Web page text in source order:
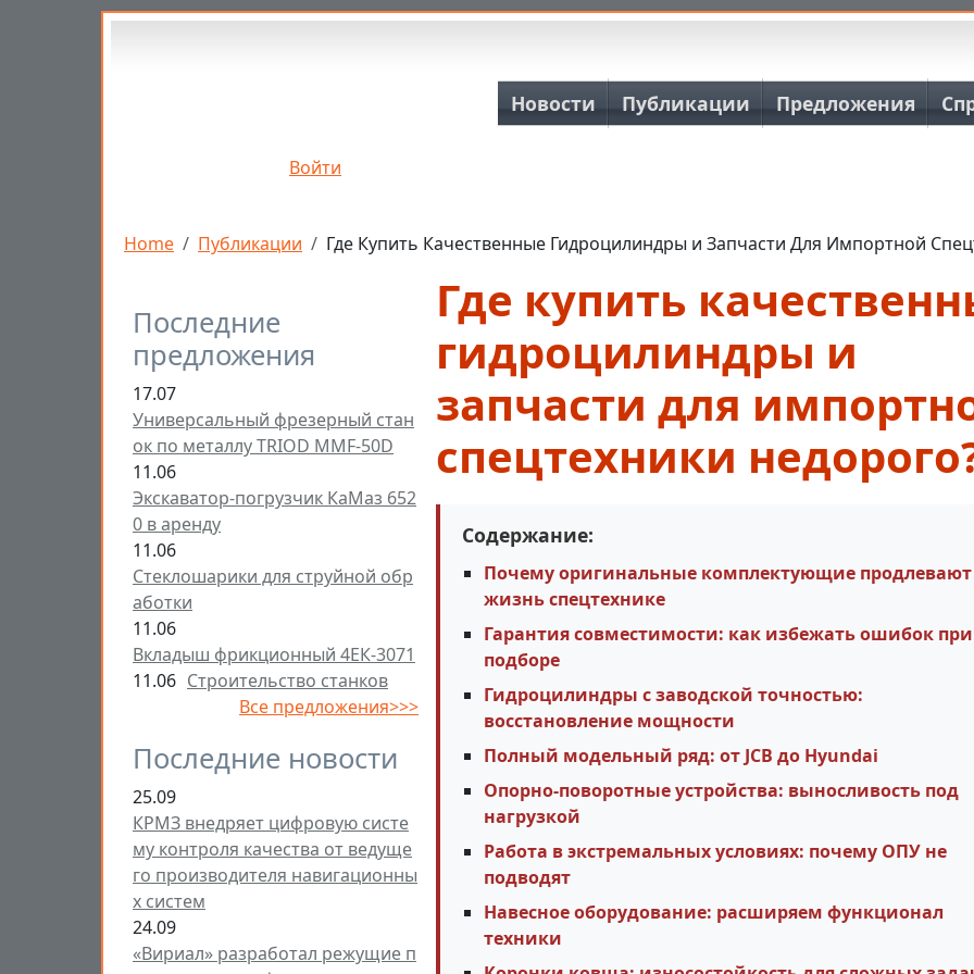
Перейти к основному содержанию
Войти
Основная навигация
Новости Публикации Предложения
Строка навигации
Home Публикации Где Купить Качественные Гидроцилиндры и Запчасти Для Импортной
Последние
предложения
17.07
Универсальный фрезерный стан
ок по металлу TRIOD MMF-50D
11.06
Экскаватор-погрузчик КаМаз 652
0 в аренду
11.06
Стеклошарики для струйной обр
аботки
11.06
Вкладыш фрикционный 4ЕК-3071
11.06 Строительство станков
Все предложения>>>
Последние новости
25.09
КРМЗ внедряет цифровую систе
му контроля качества от ведуще
го производителя навигационны
х систем
24.09
«Вириал» разработал режущие п
Где купить
гидроцилиндры и
запчасти для
спецтехники
Содержание:
Почему оригинальные комплектующие продлевают
жизнь спецтехнике
Гарантия совместимости: как избежать ошибок при
подборе
Гидроцилиндры с заводской точностью:
восстановление мощности
Полный модельный ряд: от JCB до Hyundai
Опорно-поворотные устройства: выносливость под
нагрузкой
Работа в экстремальных условиях: почему ОПУ не
подводят
Навесное оборудование: расширяем функционал
техники